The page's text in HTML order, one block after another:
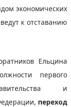
экономических
к отставанию
Ельцина
первого
и
переход